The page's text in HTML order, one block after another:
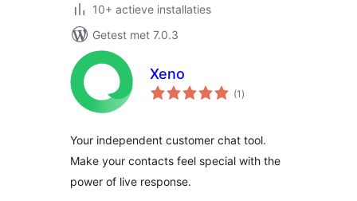
10+ actieve installaties
Getest met 7.0.3
Xeno
(1 totaal
waarderingen
)
Your independent customer chat tool.
Make your contacts feel special with the
power of live response.